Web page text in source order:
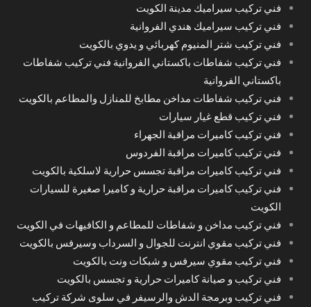
فني تركيب سيراميك مدينة الكويت
فني تركيب سيراميك هندي الفروانية
فني تركيب شتر المنيوم كهربائي و يدوي بالكويت
فني تركيب شفاطات باكستاني الفروانية فني تركيب شفاطات
باكستاني الفروانية
فني تركيب شفاطات مداخن مطابخ للمنازل والمطاعم بالكويت
فني تركيب قطع غيار سيارات
فني تركيب كاميرات مراقبة الجهراء
فني تركيب كاميرات مراقبة الفردوس
فني تركيب كاميرات مراقبة تجسس حرارية لاسلكية بالكويت
فني تركيب كاميرات مراقبة حرارية و كاميرا صغيرة للسيارات
الكويت
فني تركيب مداخن و شفاطات للمطاعم و الكافيهات في الكويت
فني تركيب مقوي انترنت للجوال و السرداب وسيرفس بالكويت
فني تركيب مقوي سيرفس و شبكات ونت بالكويت
فني تركيب و صيانة كاميرات حرارية و تجسس بالكويت
فني تركيب وبرمجة الدش والرسيفر في سلوى شركة تركيب